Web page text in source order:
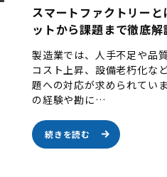
スマートファクトリーと
ットから課題まで徹底解
製造業では、人手不足や品
コスト上昇、設備老朽化な
題への対応が求められてい
の経験や勘に…
続きを読む